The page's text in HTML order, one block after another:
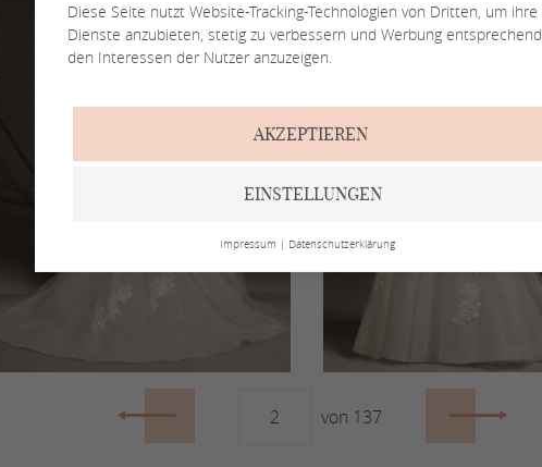
von 137
Diese Seite nutzt Website-Tracking-Technologien von Dritten, um ihre
Dienste anzubieten, stetig zu verbessern und Werbung entsprechend
den Interessen der Nutzer anzuzeigen.
AKZEPTIEREN
EINSTELLUNGEN
Impressum | Datenschutzerklärung